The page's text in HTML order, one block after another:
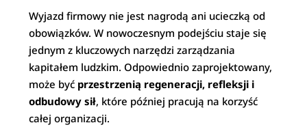
Wyjazd firmowy nie jest nagrodą ani ucieczką od
obowiązków. W nowoczesnym podejściu staje się
jednym z kluczowych narzędzi zarządzania
kapitałem ludzkim. Odpowiednio zaprojektowany,
może być przestrzenią regeneracji, refleksji i
odbudowy sił, które później pracują na korzyść
całej organizacji.